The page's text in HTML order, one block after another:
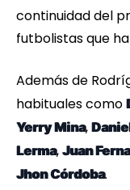
continuidad del
futbolistas que
Además de
habituales como
Yerry Mina,
Lerma, Juan
Jhon Córdoba.